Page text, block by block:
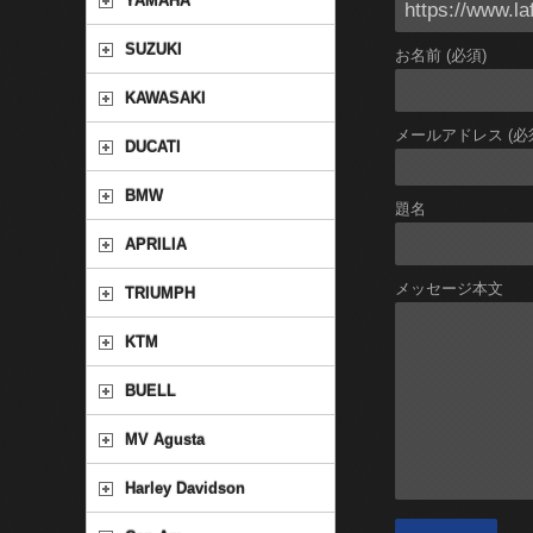
お名前 (必須)
メールアドレス (必
題名
メッセージ本文
SUZUKI
KAWASAKI
DUCATI
BMW
APRILIA
TRIUMPH
KTM
BUELL
MV Agusta
Harley Davidson